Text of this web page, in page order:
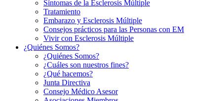
Síntomas de la Esclerosis Múltiple
Tratamiento
Embarazo y Esclerosis Múltiple
Consejos prácticos para las Personas con EM
Vivir con Esclerosis Múltiple
¿Quiénes Somos?
¿Quiénes Somos?
¿Cuáles son nuestros fines?
¿Qué hacemos?
Junta Directiva
Consejo Médico Asesor